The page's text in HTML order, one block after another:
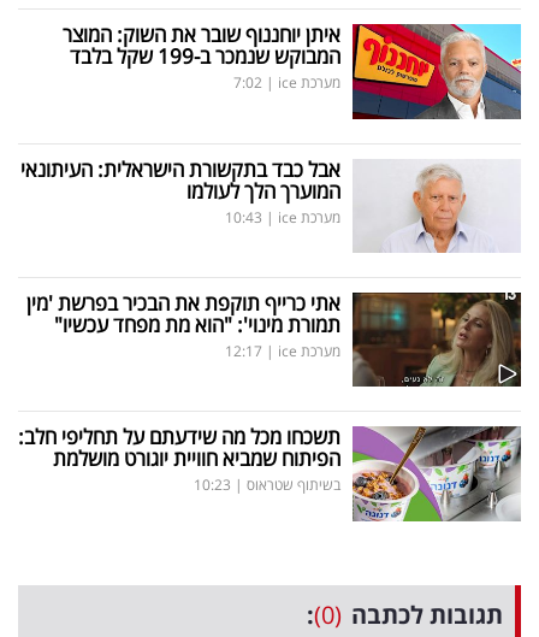
איתן יוחננוף שובר את השוק: המוצר
המבוקש שנמכר ב-199 שקל בלבד
מערכת ice |
7:02
אבל כבד בתקשורת הישראלית: העיתונאי
המוערך הלך לעולמו
מערכת ice |
10:43
אתי כרייף תוקפת את הבכיר בפרשת 'מין
תמורת מינוי': "הוא מת מפחד עכשיו"
מערכת ice |
12:17
תשכחו מכל מה שידעתם על תחליפי חלב:
הפיתוח שמביא חוויית יוגורט מושלמת
בשיתוף שטראוס |
10:23
תגובות לכתבה (0)
: